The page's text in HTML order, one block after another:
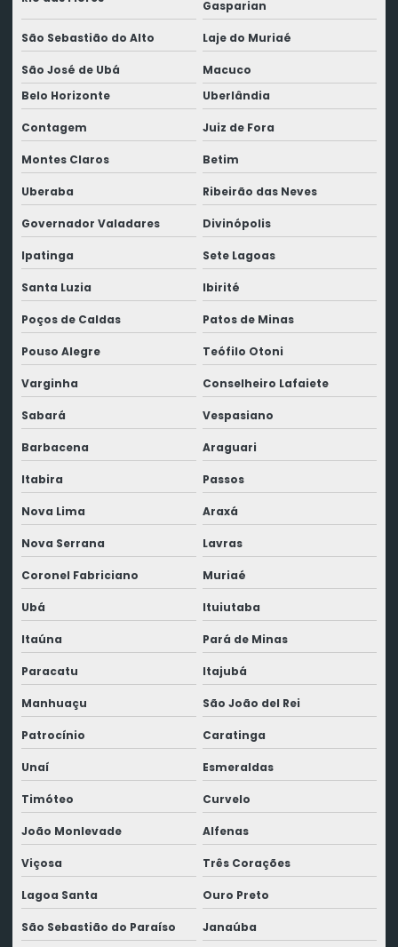
Gasparian
São Sebastião do Alto Laje do Muriaé
São José de Ubá
Macuco
Belo Horizonte
Uberlândia
Contagem Juiz de Fora
Montes Claros Betim
Uberaba Ribeirão das Neves
Governador Valadares Divinópolis
Ipatinga Sete Lagoas
Santa Luzia Ibirité
Poços de Caldas Patos de Minas
Pouso Alegre Teófilo Otoni
Varginha Conselheiro Lafaiete
Sabará Vespasiano
Barbacena Araguari
Itabira Passos
Nova Lima Araxá
Nova Serrana Lavras
Coronel Fabriciano Muriaé
Ubá Ituiutaba
Itaúna Pará de Minas
Paracatu Itajubá
Manhuaçu São João del Rei
Patrocínio Caratinga
Unaí Esmeraldas
Timóteo Curvelo
João Monlevade Alfenas
Viçosa Três Corações
Lagoa Santa Ouro Preto
São Sebastião do Paraíso Janaúba